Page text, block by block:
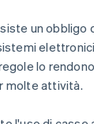
un
lo
molte attività.